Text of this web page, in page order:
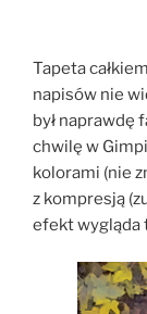
Tapeta
napisów nie
był naprawdę
chwilę w
kolorami (nie
z kompresją
efekt wygląda